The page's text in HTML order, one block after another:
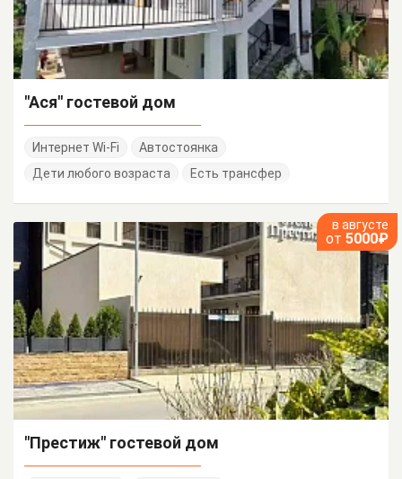
"Ася" гостевой дом
Интернет Wi-Fi
Автостоянка
Дети любого возраста
Есть трансфер
в августе
от 5000₽
"Престиж" гостевой дом